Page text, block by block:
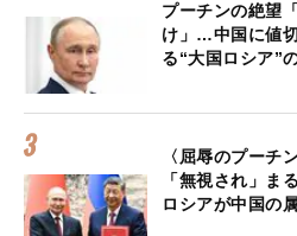
プーチンの絶望
け」…中国に値
る“大国ロシア”
〈屈辱のプーチ
「無視され」ま
ロシアが中国の